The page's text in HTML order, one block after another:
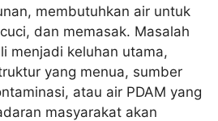
membutuhkan air untuk
dan memasak. Masalah
menjadi keluhan utama,
yang menua, sumber
atau air PDAM yang
masyarakat akan